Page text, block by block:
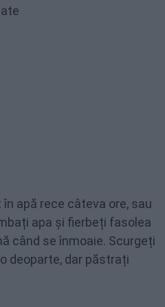
apă rece câteva ore, sau
apa și fierbeți fasolea
când se înmoaie. Scurgeți
deoparte, dar păstrați